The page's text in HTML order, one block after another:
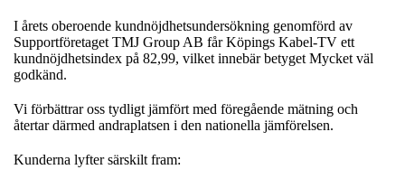
I årets oberoende kundnöjdhetsundersökning genomförd av
Supportföretaget TMJ Group AB får Köpings Kabel-TV ett
kundnöjdhetsindex på 82,99, vilket innebär betyget Mycket väl
godkänd.
Vi förbättrar oss tydligt jämfört med föregående mätning och
återtar därmed andraplatsen i den nationella jämförelsen.
Kunderna lyfter särskilt fram: